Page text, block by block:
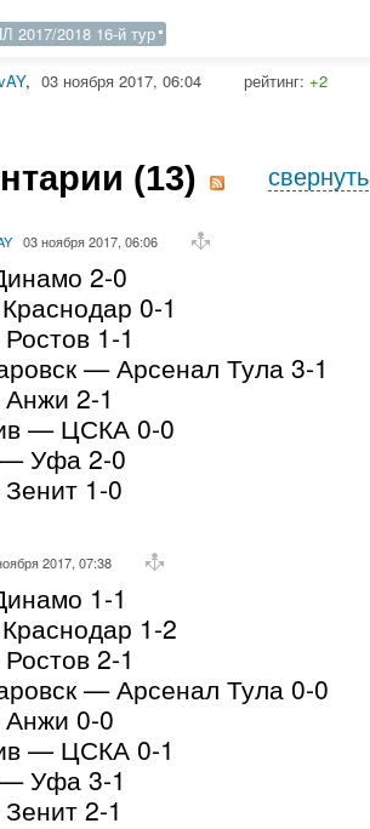
2017/2018 16-й тур
, 03 ноября 2017, 06:04 рейтинг: +2
(13) свернуть
03 ноября 2017, 06:06
2-0
0-1
1-1
— Арсенал Тула 3-1
2-1
— ЦСКА 0-0
Уфа 2-0
1-0
2017, 07:38
1-1
1-2
2-1
— Арсенал Тула 0-0
0-0
— ЦСКА 0-1
Уфа 3-1
2-1